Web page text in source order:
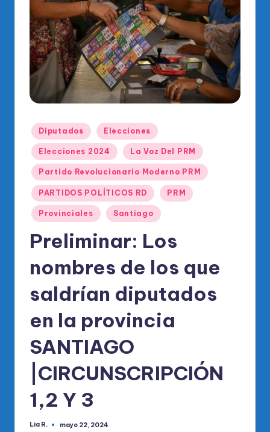
di
o
O
fi
al
el
M
Publicado
en
Diputados Elecciones
Elecciones 2024 La Voz Del PRM
Partido Revolucionario Moderno PRM
PARTIDOS POLÍTICOS RD PRM
Provinciales Santiago
Preliminar: Los
nombres de los que
saldrían diputados
en la provincia
SANTIAGO
|CIRCUNSCRIPCIÓN
1,2 Y 3
Publicado
Lia R. mayo 22, 2024